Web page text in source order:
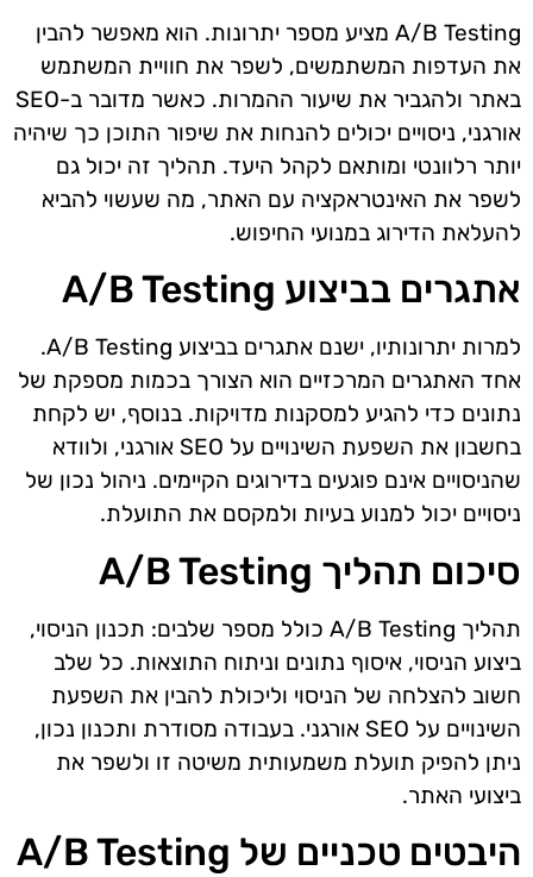
A/B Testing מציע מספר יתרונות. הוא מאפשר להבין
את העדפות המשתמשים, לשפר את חוויית המשתמש
באתר ולהגביר את שיעור ההמרות. כאשר מדובר ב-SEO
אורגני, ניסויים יכולים להנחות את שיפור התוכן כך שיהיה
יותר רלוונטי ומותאם לקהל היעד. תהליך זה יכול גם
לשפר את האינטראקציה עם האתר, מה שעשוי להביא
להעלאת הדירוג במנועי החיפוש.
אתגרים בביצוע A/B Testing
למרות יתרונותיו, ישנם אתגרים בביצוע A/B Testing.
אחד האתגרים המרכזיים הוא הצורך בכמות מספקת של
נתונים כדי להגיע למסקנות מדויקות. בנוסף, יש לקחת
בחשבון את השפעת השינויים על SEO אורגני, ולוודא
שהניסויים אינם פוגעים בדירוגים הקיימים. ניהול נכון של
ניסויים יכול למנוע בעיות ולמקסם את התועלת.
סיכום תהליך A/B Testing
תהליך A/B Testing כולל מספר שלבים: תכנון הניסוי,
ביצוע הניסוי, איסוף נתונים וניתוח התוצאות. כל שלב
חשוב להצלחה של הניסוי וליכולת להבין את השפעת
השינויים על SEO אורגני. בעבודה מסודרת ותכנון נכון,
ניתן להפיק תועלת משמעותית משיטה זו ולשפר את
ביצועי האתר.
היבטים טכניים של A/B Testing